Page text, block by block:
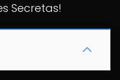
Secretas!